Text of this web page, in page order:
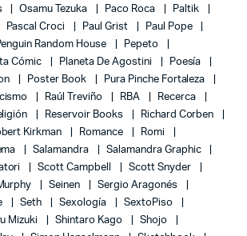
Osamu Tezuka Paco Roca
Paltik
Pascal Croci Paul Grist
Paul Pope
Random House
Pepeto
Cómic Planeta De Agostini
Poesía
Poster Book
Pura Pinche Fortaleza
Raúl Treviño RBA
Recerca
Reservoir Books
Richard Corben
Kirkman Romance
Romi
Salamandra
Salamandra Graphic
Scott Campbell
Scott Snyder
Seinen
Sergio Aragonés
Seth Sexología
SextoPiso
Mizuki Shintaro Kago
Shojo